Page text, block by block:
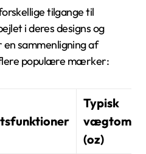
tilgange til
i deres designs og
sammenligning af
populære mærker:
Typisk
(oz)